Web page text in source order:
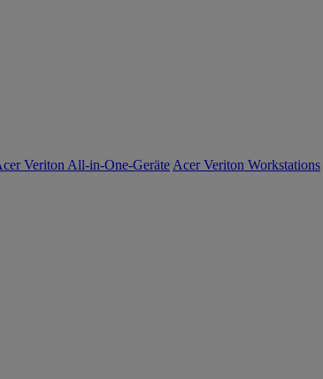
Veriton All-in-One-Geräte Acer Veriton Workstations